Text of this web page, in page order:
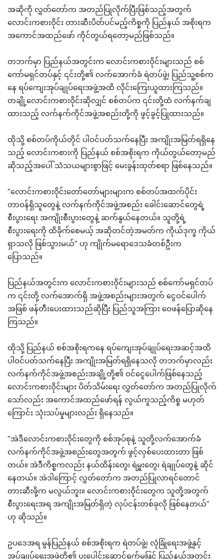
အဆိုကို လွှတ်တော်က အတည်ပြုလိုက်ပြီးဖြစ်သည့်အတွက်
လောင်းကစားဝိုင်း တားဆီးပိတ်ပင်မည့်ကိစ္စကို ပြည်နယ် အစိုးရက
အကောင်အထည်ဖော် ကိုင်တွယ်ရတော့မည်ဖြစ်သည်။
တဘက်မှာ ပြည်နယ်အတွင်းက လောင်းကစားဝိုင်းများသည် စစ်
ကော်မရှင်တပ်နှင့် ၎င်းတို့၏ လက်အောက်ခံ ရဲတပ်ဖွဲ့၊ ပြည်သူ့စစ်က
နေ ရပ်ကျေးအုပ်ချုပ်ရေးအဖွဲ့အထိ လိုင်းကြေးယူထားကြသည်။
တချို့လောင်းကစားဝိုင်းဆိုလျှင် စစ်တပ်က ၎င်းတို့ထံ လက်နက်ချ
ထားသည့် လက်နက်ကိုင်အဖွဲ့အစည်းတို့ကို ဖွင့်ခွင့်ပြုထားသည်။
ထိုသို့ စစ်တပ်ကိုယ်တိုင် ပါဝင်ပတ်သက်နေပြီး အကျိုးအမြတ်ရရှိနေ
သည့် လောင်းကစားကို ပြည်နယ် စစ်အစိုးရက ကိုယ်တွယ်တော့မည်
ဆိုသည့်အပေါ် သံသယများစွာဖြင့် မေးခွန်းထုတ်စရာ ဖြစ်နေသည်။
“လောင်းကစားဝိုင်းတော်တော်များများက စစ်တပ်အထက်ပိုင်း
တာဝန်ရှိသူတွေနဲ့ လက်နက်ကိုင်အဖွဲ့အစည်း ခေါင်းဆောင်တွေရဲ့
စီးပွားရေး အကျိုးစီးပွားတွေနဲ့ ဆက်နွယ်နေတယ်။ သူတို့ရဲ့
စီးပွားရေးကို ထိခိုက်စေမယ့် အဆိုတင်တဲ့အမတ်က ကိုယ်ဒုက္ခ ကိုယ်
ရှာသလို ဖြစ်သွားမယ်” ဟု ကျိုက်မရောဒေသခံတစ်ဦးက
ပြောသည်။
ပြည်နယ်အတွင်းက လောင်းကစားဝိုင်းများသည် စစ်ကော်မရှင်တပ်
က ၎င်းတို့ လက်အောက်ရှိ အဖွဲ့အစည်းများအတွက် ငွေဝင်ပေါက်
အဖြစ် ဖန်တီးပေးထားသည်ဆိုပြီး ပြည်သူအကြား ဝေဖန်ပြောဆိုနေ
ကြသည်။
ထိုသို့ ပြည်နယ် စစ်အစိုးရကနေ ရပ်ကျေးအုပ်ချုပ်ရေးအဆင့်အထိ
ပါဝင်ပတ်သက်နေပြီး အကျိုးအမြတ်ရရှိနေသလို တဘက်မှာလည်း
လက်နက်ကိုင်အဖွဲ့အစည်းအချို့တို့၏ ဝင်ငွေပေါက်ဖြစ်နေသည့်
လောင်းကစားဝိုင်းများ ပိတ်သိမ်းရေး လွှတ်တော်က အတည်ပြုလိုက်
သော်လည်း အကောင်အထည်ဖော်ရန် လွယ်ကူသည့်ကိစ္စ မဟုတ်
ကြောင်း သုံးသပ်မှုများလည်း ရှိနေသည်။
“အဲဒီလောင်းကစားဝိုင်းတွေကို စစ်အုပ်စုနဲ့ သူတို့လက်အောက်ခံ
လက်နက်ကိုင်အဖွဲ့အစည်းတွေအတွက် ဖွင့်လှစ်ပေးထားတာ ဖြစ်
တယ်။ အဲဒီကိစ္စကလည်း နယ်ထိန်းတွေ၊ ရဲမှူးတွေ၊ ရဲချုပ်တွေနဲ့ ဆိုင်
နေတယ်။ အဲဒါကြောင့် လွှတ်တော်က အတည်ပြုလာရင်တောင်
တားဆီးဖို့က မလွယ်ဘူး။ လောင်းကစားဝိုင်းတွေက သူတို့အတွက်
စီးပွားရေးအရ အကျိုးအမြတ်ရှိတဲ့ လုပ်ငန်းတစ်ခုလို ဖြစ်နေတယ်”
ဟု ဆိုသည်။
ဥပဒေအရ မွန်ပြည်နယ် စစ်အစိုးရက ရဲတပ်ဖွဲ့၊ လုံခြုံရေးအဖွဲ့နှင့်
အုပ်ချုပ်ရေးအဖွဲ့တို့၏ ပူးပေါင်းဆောင်ရွက်မှုဖြင့် ပြည်နယ်အတွင်း